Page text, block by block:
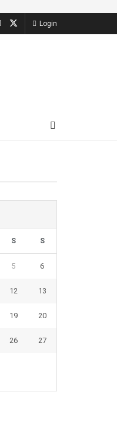
Login
S S
5 6
12 13
19 20
26 27